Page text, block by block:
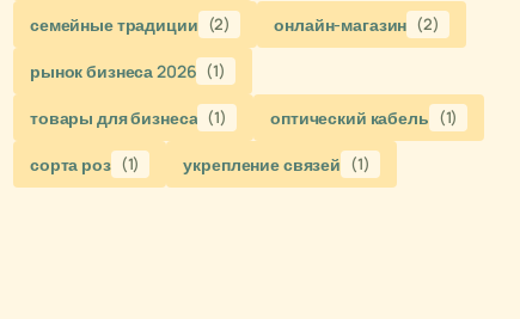
семейные традиции (2) онлайн-магазин (2)
рынок бизнеса 2026 (1)
товары для бизнеса (1) оптический кабель (1)
сорта роз (1) укрепление связей (1)